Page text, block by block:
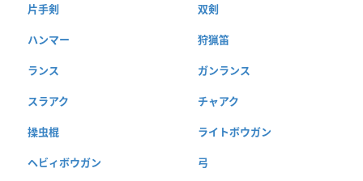
片手剣 双剣
ハンマー 狩猟笛
ランス ガンランス
スラアク チャアク
操虫棍 ライトボウガン
ヘビィボウガン 弓